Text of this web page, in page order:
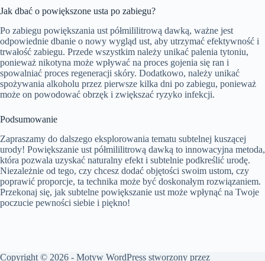
Jak dbać o powiększone usta po zabiegu?
Po zabiegu powiększania ust półmililitrową dawką, ważne jest
odpowiednie dbanie o nowy wygląd ust, aby utrzymać efektywność i
trwałość zabiegu. Przede wszystkim należy unikać palenia tytoniu,
ponieważ nikotyna może wpływać na proces gojenia się ran i
spowalniać proces regeneracji skóry. Dodatkowo, należy unikać
spożywania alkoholu przez pierwsze kilka dni po zabiegu, ponieważ
może on powodować obrzęk i zwiększać ryzyko infekcji.
Podsumowanie
Zapraszamy do dalszego eksplorowania tematu subtelnej kuszącej
urody! Powiększanie ust półmililitrową dawką to innowacyjna metoda,
która pozwala uzyskać naturalny efekt i subtelnie podkreślić urodę.
Niezależnie od tego, czy chcesz dodać objętości swoim ustom, czy
poprawić proporcje, ta technika może być doskonałym rozwiązaniem.
Przekonaj się, jak subtelne powiększanie ust może wpłynąć na Twoje
poczucie pewności siebie i piękno!
Copyright © 2026 - Motyw WordPress stworzony przez